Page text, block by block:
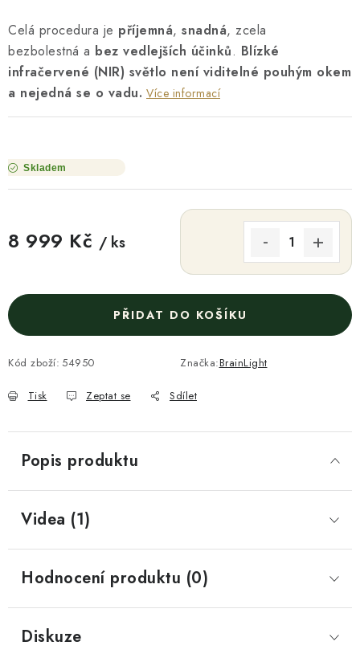
Celá procedura je příjemná, snadná, zcela
bezbolestná a bez vedlejších účinků. Blízké
infračervené (NIR) světlo není viditelné pouhým okem
a nejedná se o vadu. Více informací
Skladem
8 999 Kč / ks
PŘIDAT DO KOŠÍKU
Kód zboží: 54950 Značka:BrainLight
Tisk Zeptat se Sdílet
Popis produktu
Videa (1)
Hodnocení produktu (0)
Diskuze